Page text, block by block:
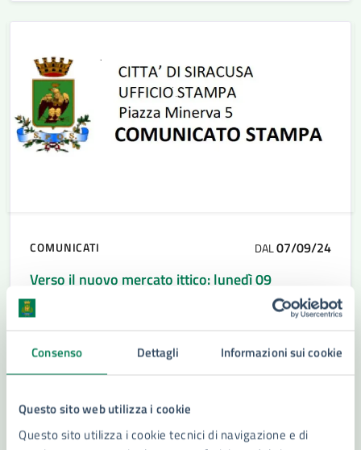
Consenso Dettagli Informazioni sui cookie
Questo sito web utilizza i cookie
Questo sito utilizza i cookie tecnici di navigazione e di
COMUNICATI DAL07/09/24
Verso il nuovo mercato ittico: lunedì 09
settembre incontro con gli operatori del settore
Attività produttive, Edy Bandiera, avviano gli
incontri sul nuovo mercato ittico di Siracusa, che
Agricoltura e Pesca, e sulla sua gestione
LEGGI DI PIÙ